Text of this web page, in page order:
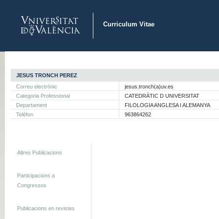
Curriculum Vitae
JESUS TRONCH PEREZ
Correu electrònic
jesus.tronch(a)uv.es
Categoria Professional
CATEDRÀTIC D UNIVERSITAT
Departament
FILOLOGIA ANGLESA I ALEMANYA
Telèfon
963864262
Altres Publicacions
Participacions a
Congressos
Publicacions en revistes